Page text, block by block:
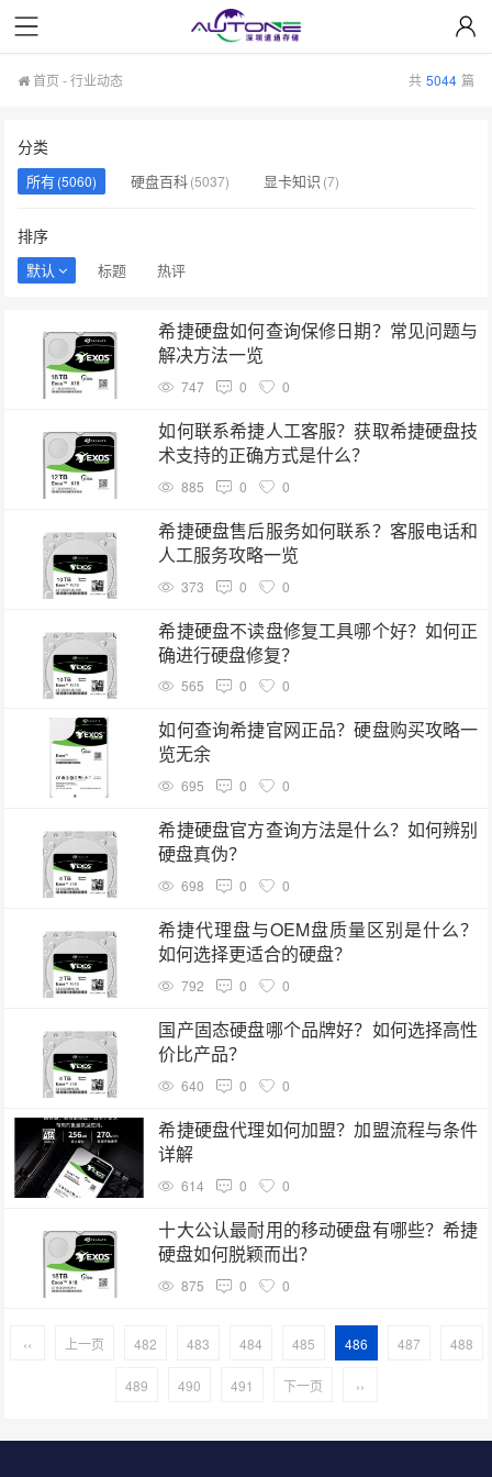
首页 -行业动态 共 5044 篇
分类
所有(5060) 硬盘百科(5037) 显卡知识 (7)
排序
默认 标题 热评
希捷硬盘如何查询保修日期？常见问题与
解决方法一览
747 0 0
如何联系希捷人工客服？获取希捷硬盘技
术支持的正确方式是什么？
885 0 0
希捷硬盘售后服务如何联系？客服电话和
人工服务攻略一览
373 0 0
希捷硬盘不读盘修复工具哪个好？如何正
确进行硬盘修复？
565 0 0
如何查询希捷官网正品？硬盘购买攻略一
览无余
695 0 0
希捷硬盘官方查询方法是什么？如何辨别
硬盘真伪？
698 0 0
希捷代理盘与OEM盘质量区别是什么？
如何选择更适合的硬盘？
792 0 0
国产固态硬盘哪个品牌好？如何选择高性
价比产品？
640 0 0
希捷硬盘代理如何加盟？加盟流程与条件
详解
614 0 0
十大公认最耐用的移动硬盘有哪些？希捷
硬盘如何脱颖而出？
875 0 0
‹‹ 上一页 482 483 484 485 486 487 488
489 490 491 下一页 ››